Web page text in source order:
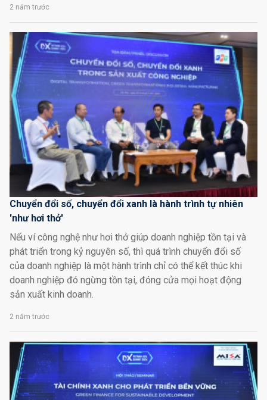
2 năm trước
Chuyển đổi số, chuyển đổi xanh là hành trình tự nhiên
'như hơi thở'
Nếu ví công nghệ như hơi thở giúp doanh nghiệp tồn tại và
phát triển trong kỷ nguyên số, thì quá trình chuyển đổi số
của doanh nghiệp là một hành trình chỉ có thể kết thúc khi
doanh nghiệp đó ngừng tồn tại, đóng cửa mọi hoạt động
sản xuất kinh doanh.
2 năm trước